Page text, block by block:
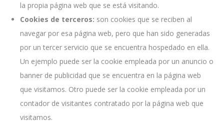
la propia página web que se está visitando.
Cookies de terceros: son cookies que se reciben al
navegar por esa página web, pero que han sido generadas
por un tercer servicio que se encuentra hospedado en ella.
Un ejemplo puede ser la cookie empleada por un anuncio o
banner de publicidad que se encuentra en la página web
que visitamos. Otro puede ser la cookie empleada por un
contador de visitantes contratado por la página web que
visitamos.